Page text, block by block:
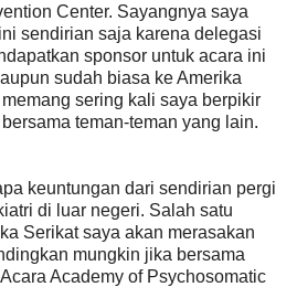
Center. Sayangnya saya
sendirian saja karena delegasi
sponsor untuk acara ini
sudah biasa ke Amerika
sering kali saya berpikir
teman-teman yang lain.
keuntungan dari sendirian pergi
di luar negeri. Salah satu
Serikat saya akan merasakan
mungkin jika bersama
Academy of Psychosomatic